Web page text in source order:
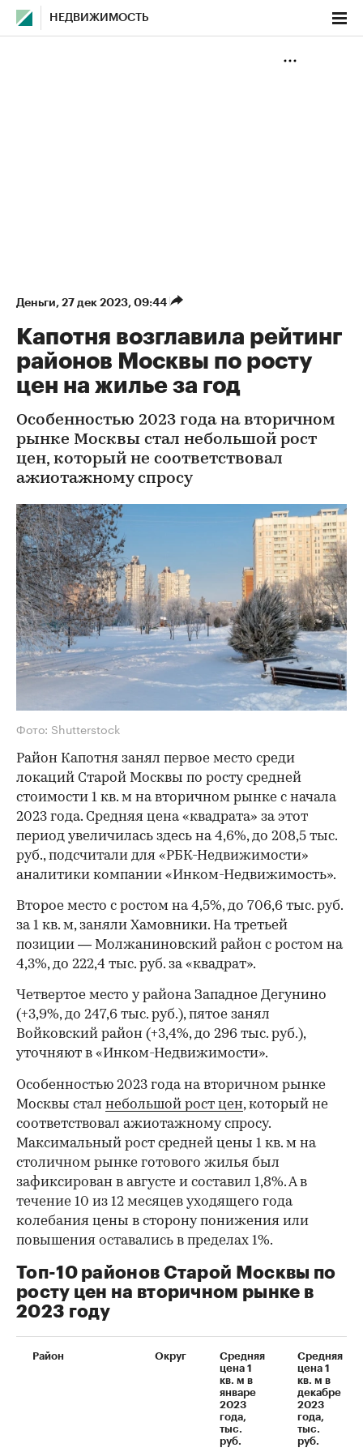
НЕДВИЖИМОСТЬ
Деньги⁠, 27 дек 2023, 09:44
Капотня возглавила рейтинг
районов Москвы по росту
цен на жилье за год
Особенностью 2023 года на вторичном
рынке Москвы стал небольшой рост
цен, который не соответствовал
ажиотажному спросу
Фото: Shutterstock
Район Капотня занял первое место среди
локаций Старой Москвы по росту средней
стоимости 1 кв. м на вторичном рынке с начала
2023 года. Средняя цена «квадрата» за этот
период увеличилась здесь на 4,6%, до 208,5 тыс.
руб., подсчитали для «РБК-Недвижимости»
аналитики компании «Инком-Недвижимость».
Второе место с ростом на 4,5%, до 706,6 тыс. руб.
за 1 кв. м, заняли Хамовники. На третьей
позиции — Молжаниновский район с ростом на
4,3%, до 222,4 тыс. руб. за «квадрат».
Четвертое место у района Западное Дегунино
(+3,9%, до 247,6 тыс. руб.), пятое занял
Войковский район (+3,4%, до 296 тыс. руб.),
уточняют в «Инком-Недвижимости».
Особенностью 2023 года на вторичном рынке
Москвы стал небольшой рост цен, который не
соответствовал ажиотажному спросу.
Максимальный рост средней цены 1 кв. м на
столичном рынке готового жилья был
зафиксирован в августе и составил 1,8%. А в
течение 10 из 12 месяцев уходящего года
колебания цены в сторону понижения или
повышения оставались в пределах 1%.
Топ-10 районов Старой Москвы по
росту цен на вторичном рынке в
2023 году
Район Округ
Средняя
цена 1
кв. м в
январе
2023
года,
тыс.
руб.
Средняя
цена 1
кв. м в
декабре
2023
года,
тыс.
руб.